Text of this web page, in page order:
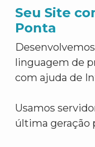
Seu Site
Ponta
linguagem de
com ajuda de
Usamos
última geração